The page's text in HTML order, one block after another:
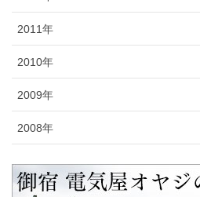
2011年
2010年
2009年
2008年